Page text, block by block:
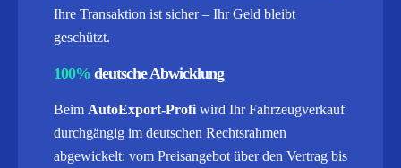
Ihre Transaktion ist sicher – Ihr Geld bleibt
geschützt.
100% deutsche Abwicklung
Beim AutoExport-Profi wird Ihr Fahrzeugverkauf
durchgängig im deutschen Rechtsrahmen
abgewickelt: vom Preisangebot über den Vertrag bis